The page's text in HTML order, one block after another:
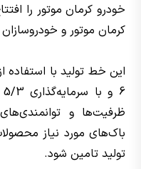
خودرو کرمان موتور را
کرمان موتور و خودروسازان
این خط تولید با استفاده
ظرفیت‌ها و
باک‌های مورد نیاز
تولید تامین شود.